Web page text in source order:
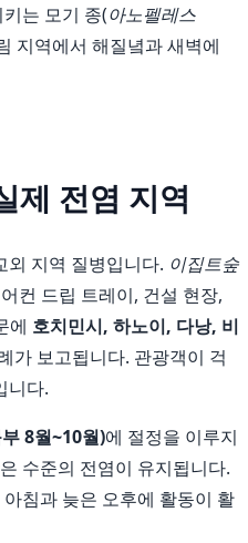
는 모기 종(아노펠레스
지역에서 해질녘과 새벽에
제 전염 지역
외 지역 질병입니다. 이집트숲
컨 드립 트레이, 건설 현장,
에 호치민시, 하노이, 다낭, 비
가 보고됩니다. 관광객이 걱
니다.
8월~10월)에 절정을 이루지
수준의 전염이 유지됩니다.
침과 늦은 오후에 활동이 활